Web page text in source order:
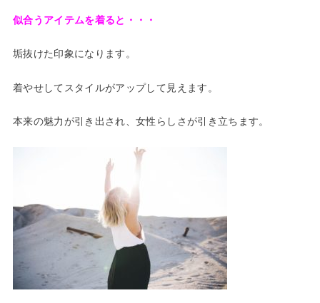
似合うアイテムを着ると・・・
垢抜けた印象になります。
着やせしてスタイルがアップして見えます。
本来の魅力が引き出され、女性らしさが引き立ちます。